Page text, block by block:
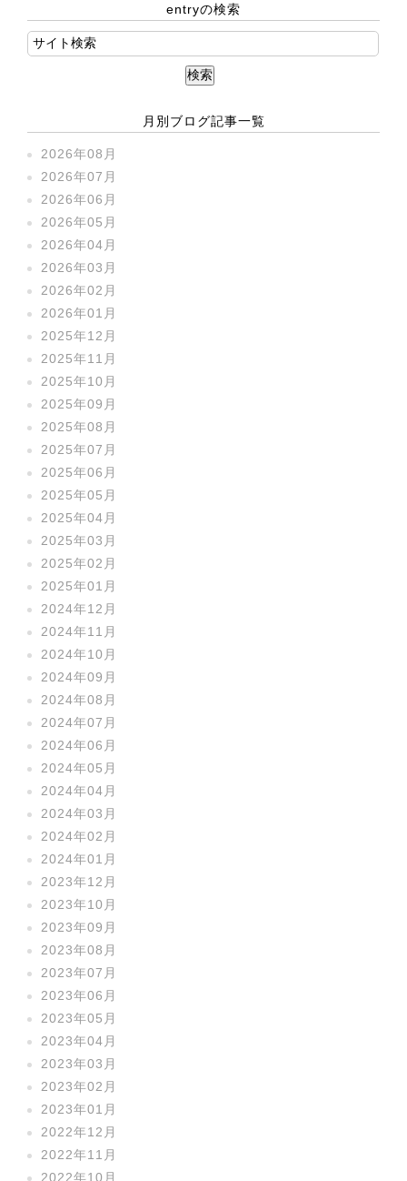
entryの検索
月別ブログ記事一覧
2026年08月
2026年07月
2026年06月
2026年05月
2026年04月
2026年03月
2026年02月
2026年01月
2025年12月
2025年11月
2025年10月
2025年09月
2025年08月
2025年07月
2025年06月
2025年05月
2025年04月
2025年03月
2025年02月
2025年01月
2024年12月
2024年11月
2024年10月
2024年09月
2024年08月
2024年07月
2024年06月
2024年05月
2024年04月
2024年03月
2024年02月
2024年01月
2023年12月
2023年10月
2023年09月
2023年08月
2023年07月
2023年06月
2023年05月
2023年04月
2023年03月
2023年02月
2023年01月
2022年12月
2022年11月
2022年10月